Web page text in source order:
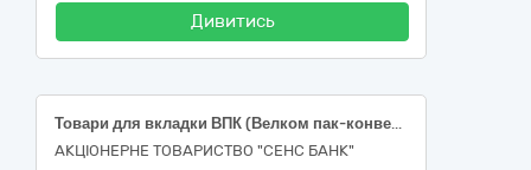
Дивитись
Товари для вкладки ВПК (Велком пак-конверт та інформаційний вкладиш) з логотипом Сенс Банк для видачі карток
АКЦІОНЕРНЕ ТОВАРИСТВО "СЕНС БАНК"